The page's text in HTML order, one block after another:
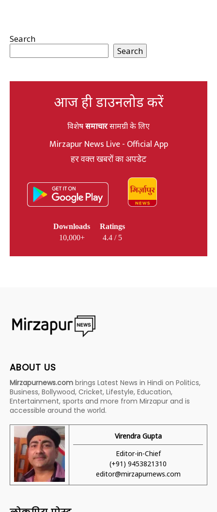
Search
Search
आज ही डाउनलोड करें
विशेषसमाचारसामग्री के लिए
Mirzapur News Live - Official App
हर वक्त खबरों का अपडेट
Downloads
10,000+
Ratings
4.4 / 5
ABOUT US
Mirzapurnews.com brings Latest News in Hindi on Politics,
Business, Bollywood, Cricket, Lifestyle, Education,
Entertainment, sports and more from Mirzapur and is
accessible around the world.
Virendra Gupta
Editor-in-Chief
(+91) 9453821310
editor@mirzapurnews.com